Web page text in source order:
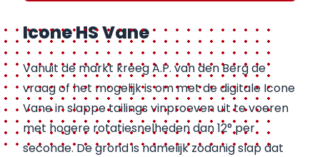
Icone HS Vane
Vanuit de markt kreeg A.P. van den Berg de
vraag of het mogelijk is om met de digitale Icone
Vane in slappe tailings vinproeven uit te voeren
met hogere rotatiesnelheden dan 12° per
seconde. De grond is namelijk zodanig slap dat